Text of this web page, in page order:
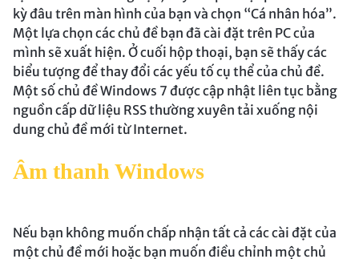
kỳ đâu trên màn hình của bạn và chọn “Cá nhân hóa”.
Một lựa chọn các chủ đề bạn đã cài đặt trên PC của
mình sẽ xuất hiện. Ở cuối hộp thoại, bạn sẽ thấy các
biểu tượng để thay đổi các yếu tố cụ thể của chủ đề.
Một số chủ đề Windows 7 được cập nhật liên tục bằng
nguồn cấp dữ liệu RSS thường xuyên tải xuống nội
dung chủ đề mới từ Internet.
Âm thanh Windows
Nếu bạn không muốn chấp nhận tất cả các cài đặt của
một chủ đề mới hoặc bạn muốn điều chỉnh một chủ